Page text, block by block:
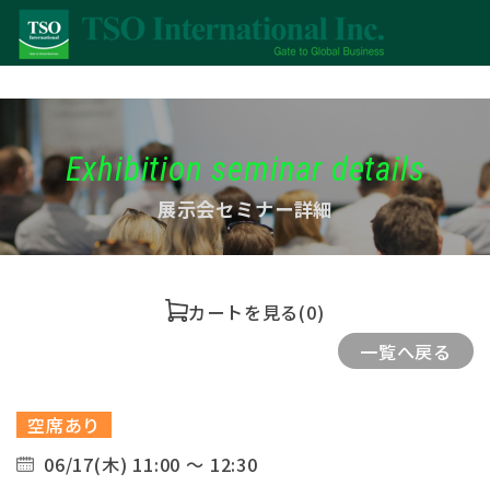
Exhibition seminar details
展示会セミナー詳細
カートを見る(0)
一覧へ戻る
空席あり
06/17(木) 11:00 ～ 12:30